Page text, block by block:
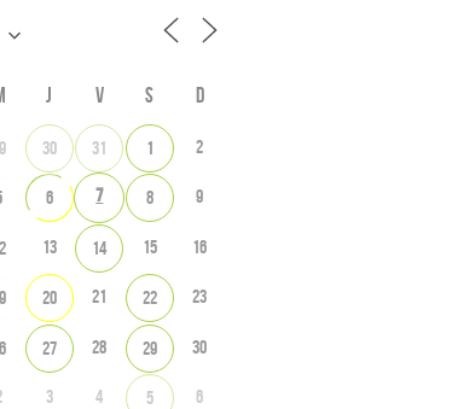
J V S D
30 31 1 2
6 7 8 9
13 14 15 16
20 21 22 23
27 28 29 30
3 4 5 6